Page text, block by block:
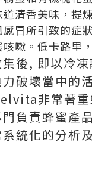
清香美味，提
冒所引致的症
嗽。低卡路里
後, 即以冷
破壞當中的
非常著重
負責蜂蜜產
統化的分析